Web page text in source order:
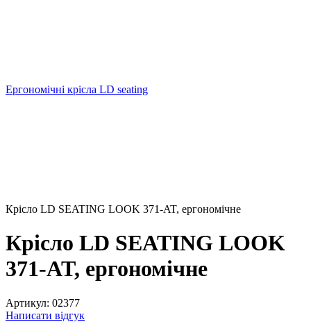
Ергономічні крісла LD seating
Крісло LD SEATING LOOK 371-AT, ергономічне
Крісло LD SEATING LOOK
371-AT, ергономічне
Артикул: 02377
Написати відгук